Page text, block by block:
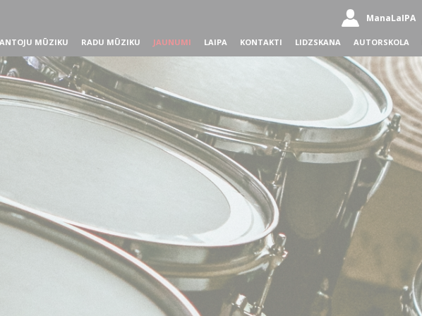
ManaLaIPA
MŪZIKU RADU MŪZIKU JAUNUMI LAIPA KONTAKTI LIDZSKANA AUTORSKOLA